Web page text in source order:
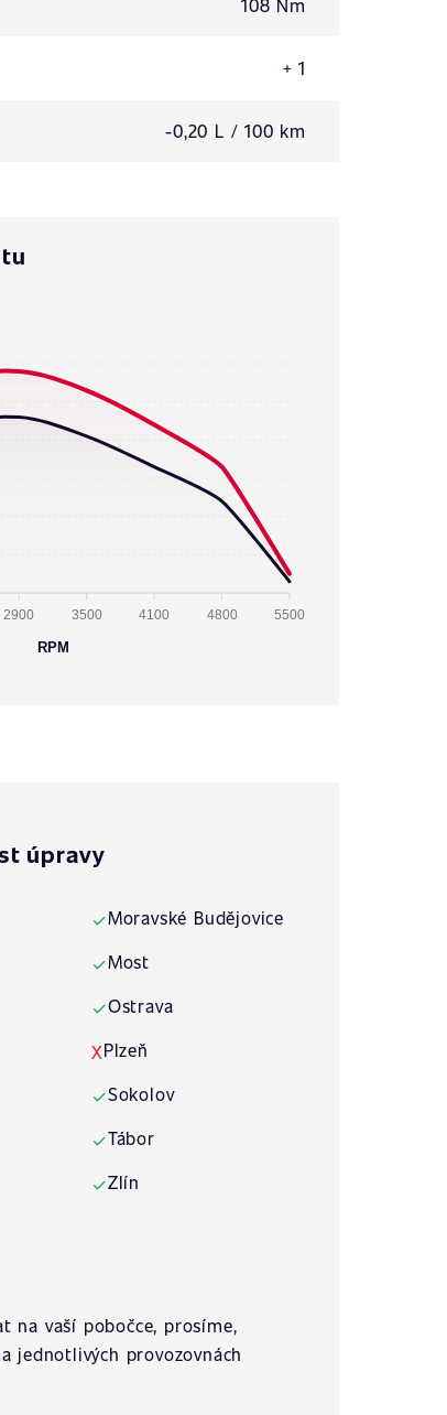
108 Nm
+ 1
-0,20 L / 100 km
2900 3500 4100 4800 5500
RPM
úpravy
✓Moravské Budějovice
✓Most
✓Ostrava
XPlzeň
✓Sokolov
✓Tábor
✓Zlín
na vaší pobočce, prosíme,
jednotlivých provozovnách